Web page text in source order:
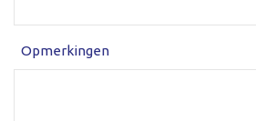
Opmerkingen